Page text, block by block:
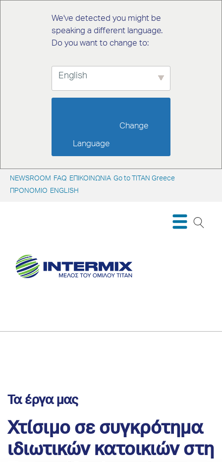
We've detected you might be
speaking a different language.
Do you want to change to:
English
Language
NEWSROOM FAQ ΕΠΙΚΟΙΝΩΝΙΑ Go to TITAN Greece
ΠΡΟΝΟΜΙΟ ENGLISH
Τα έργα μας
Χτίσιμο σε συγκρότημα
ιδιωτικών κατοικιών στη